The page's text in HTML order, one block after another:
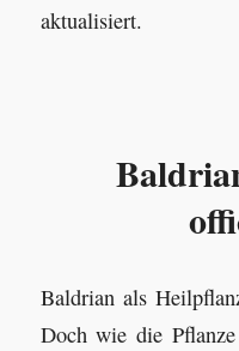
aktualisiert.
Baldrian als
Doch wie die